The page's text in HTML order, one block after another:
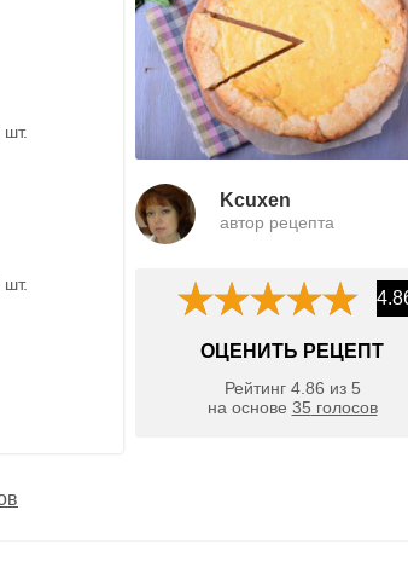
Kcuxen
автор рецепта
ОЦЕНИТЬ РЕЦЕПТ
Рейтинг 4.86 из 5
на основе 35 голосов